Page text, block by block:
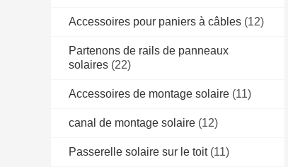
Accessoires pour paniers à câbles (12)
Partenons de rails de panneaux
solaires (22)
Accessoires de montage solaire (11)
canal de montage solaire (12)
Passerelle solaire sur le toit (11)